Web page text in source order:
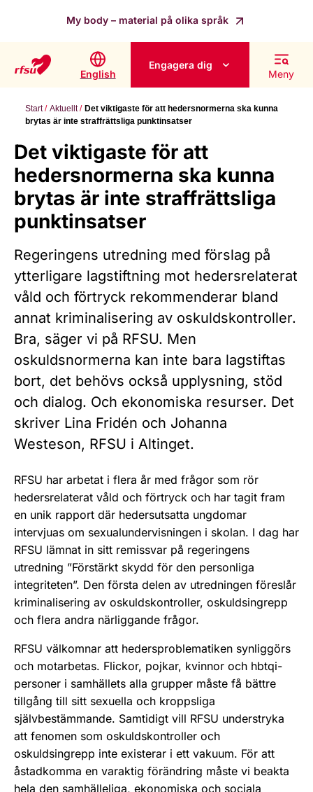
My body – material på olika språk
English
Engagera dig
Meny
Start Aktuellt
Det viktigaste för att hedersnormerna ska kunna
brytas är inte straffrättsliga punktinsatser
Det viktigaste för att
hedersnormerna ska kunna
brytas är inte straffrättsliga
punktinsatser
Regeringens utredning med förslag på
ytterligare lagstiftning mot hedersrelaterat
våld och förtryck rekommenderar bland
annat kriminalisering av oskuldskontroller.
Bra, säger vi på RFSU. Men
oskuldsnormerna kan inte bara lagstiftas
bort, det behövs också upplysning, stöd
och dialog. Och ekonomiska resurser. Det
skriver Lina Fridén och Johanna
Westeson, RFSU i Altinget.
RFSU har arbetat i flera år med frågor som rör
hedersrelaterat våld och förtryck och har tagit fram
en unik rapport där hedersutsatta ungdomar
intervjuas om sexualundervisningen i skolan. I dag har
RFSU lämnat in sitt remissvar på regeringens
utredning ”Förstärkt skydd för den personliga
integriteten”. Den första delen av utredningen föreslår
kriminalisering av oskuldskontroller, oskuldsingrepp
och flera andra närliggande frågor.
RFSU välkomnar att hedersproblematiken synliggörs
och motarbetas. Flickor, pojkar, kvinnor och hbtqi-
personer i samhällets alla grupper måste få bättre
tillgång till sitt sexuella och kroppsliga
självbestämmande. Samtidigt vill RFSU understryka
att fenomen som oskuldskontroller och
oskuldsingrepp inte existerar i ett vakuum. För att
åstadkomma en varaktig förändring måste vi beakta
hela den samhälleliga, ekonomiska och sociala